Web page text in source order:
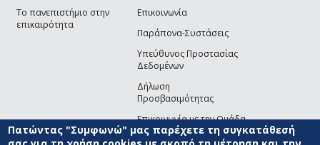
Το πανεπιστήμιο στην
επικαιρότητα
Επικοινωνία
Παράπονα-Συστάσεις
Υπεύθυνος Προστασίας
Δεδομένων
Δήλωση
Προσβασιμότητας
Επικοινωνία με την Ομάδα
Ανάπτυξης του site(link sends e-mail)
Πατώντας "Συμφωνώ" μας παρέχετε τη συγκατάθεσή